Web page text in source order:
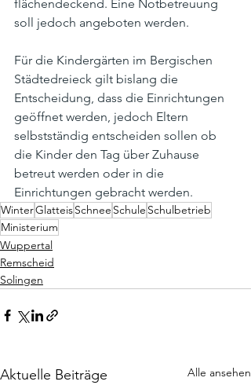
flächendeckend. Eine Notbetreuung
soll jedoch angeboten werden.
Für die Kindergärten im Bergischen
Städtedreieck gilt bislang die
Entscheidung, dass die Einrichtungen
geöffnet werden, jedoch Eltern
selbstständig entscheiden sollen ob
die Kinder den Tag über Zuhause
betreut werden oder in die
Einrichtungen gebracht werden.
WinterGlatteisSchnee Schule Schulbetrieb
Ministerium
Wuppertal
Remscheid
Solingen
Aktuelle Beiträge Alle ansehen